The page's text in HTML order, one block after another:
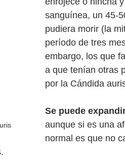
sanguínea, un 45-
pudiera morir (la
período de tres
embargo, los que
a que tenían otras
por la Cándida
Se puede
aunque si es una
normal es que no